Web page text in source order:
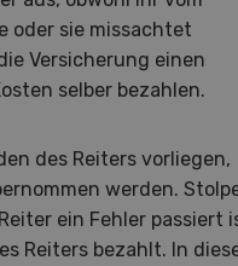
oder sie missachtet
Versicherung einen
selber bezahlen.
des Reiters vorliegen,
werden.
ein Fehler passiert
Reiters bezahlt. In
Landwirtschaft im
den Schweizer
gegen Hitze,
und Extremwetter
kann.
MEHR ERFAHREN